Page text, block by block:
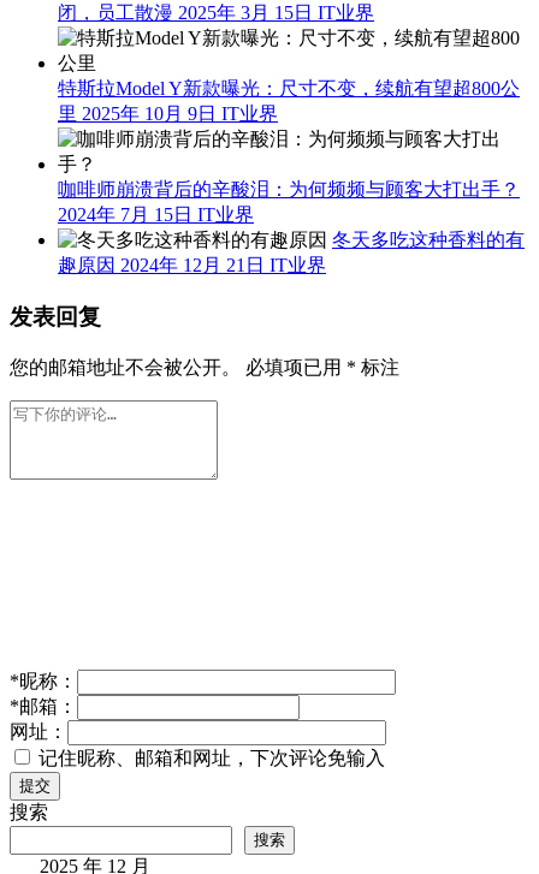
闭，员工散漫 2025年 3月 15日 IT业界
特斯拉Model Y新款曝光：尺寸不变，续航有望超800公
里 2025年 10月 9日 IT业界
咖啡师崩溃背后的辛酸泪：为何频频与顾客大打出手？
2024年 7月 15日 IT业界
冬天多吃这种香料的有
趣原因 2024年 12月 21日 IT业界
发表回复
您的邮箱地址不会被公开。 必填项已用 * 标注
*昵称：
*邮箱：
网址：
记住昵称、邮箱和网址，下次评论免输入
提交
搜索
搜索
2025 年 12 月